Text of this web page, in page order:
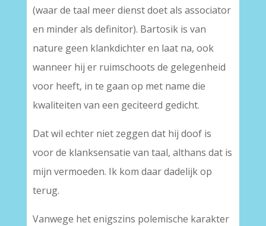
(waar de taal meer dienst doet als associator
en minder als definitor). Bartosik is van
nature geen klankdichter en laat na, ook
wanneer hij er ruimschoots de gelegenheid
voor heeft, in te gaan op met name die
kwaliteiten van een geciteerd gedicht.
Dat wil echter niet zeggen dat hij doof is
voor de klanksensatie van taal, althans dat is
mijn vermoeden. Ik kom daar dadelijk op
terug.
Vanwege het enigszins polemische karakter